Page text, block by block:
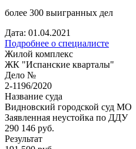
более 300 выигранных дел
Дата: 01.04.2021
Подробнее о специалисте
Жилой комплекс
ЖК "Испанские кварталы"
Дело №
2-1196/2020
Название суда
Видновский городской суд МО
Заявленная неустойка по ДДУ
290 146 руб.
Результат